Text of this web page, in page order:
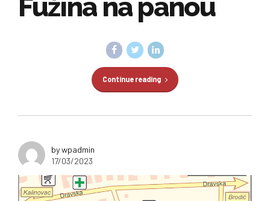
Fužina na panou
Continue reading
by wpadmin
17/03/2023